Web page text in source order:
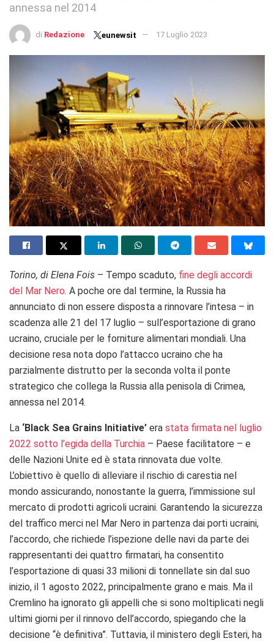
annessa nel 2014
di Redazione eunewsit 17 Luglio 2023
Torino, di Elena Fois – Tempo scaduto, fine degli accordi
del Mar Nero. A poche ore dal termine, la Russia ha
annunciato di non essere disposta a rinnovare l’intesa – in
scadenza alle 21 del 17 luglio – sull’esportazione di grano
ucraino, cruciale per le forniture alimentari mondiali. Una
decisione resa nota dopo l’attacco ucraino che ha
parzialmente distrutto per la seconda volta il ponte
strategico che collega la Russia alla penisola di Crimea,
annessa nel 2014.
La ‘Black Sea Grains Initiative’ era stata firmata nel luglio
2022 sotto l’egida della Turchia – Paese facilitatore – e
delle Nazioni Unite ed è stata rinnovata due volte.
L’obiettivo è quello di alleviare il rischio di carestia nel
mondo assicurando, nonostante la guerra, l’immissione sul
mercato di prodotti agricoli ucraini. Garantendo la sicurezza
del traffico merci nel Mar Nero in partenza dai porti ucraini,
l’accordo, che richiede l’ispezione delle navi da parte dei
rappresentanti dei quattro firmatari, ha consentito
l’esportazione di quasi 33 milioni di tonnellate sin dal suo
inizio, il 1 agosto 2022, principalmente grano e mais. Ma il
Cremlino ha ignorato gli appelli che si sono moltiplicati negli
ultimi giorni per il rinnovo dell’accordo, spiegando che la
decisione “è definitiva”. Tuttavia, il ministero degli Esteri, ha